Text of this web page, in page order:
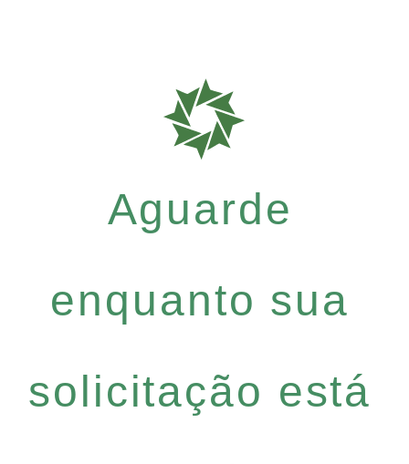
Aguarde
enquanto sua
solicitação está